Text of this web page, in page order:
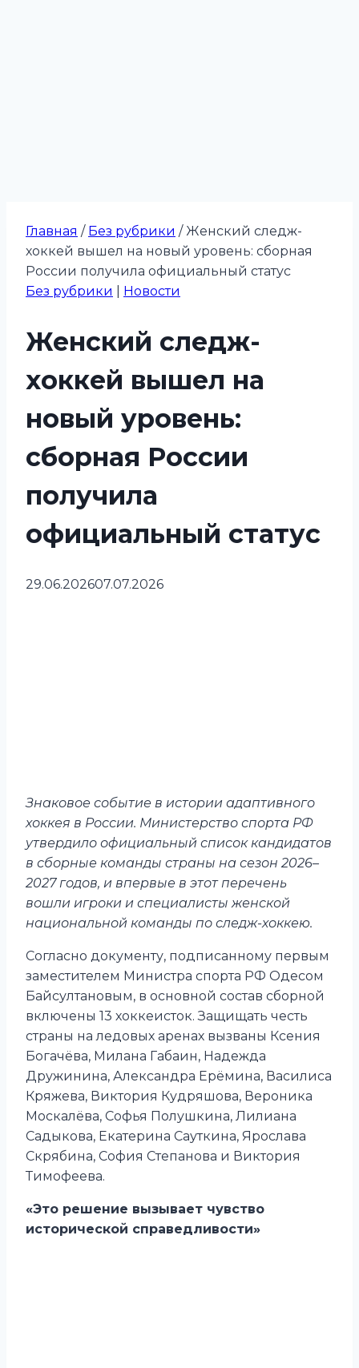
Главная / Без рубрики / Женский следж-
хоккей вышел на новый уровень: сборная
России получила официальный статус
Без рубрики
Новости
Женский следж-
хоккей вышел на
новый уровень:
сборная России
получила
официальный статус
29.06.202607.07.2026
Знаковое событие в истории адаптивного
хоккея в России. Министерство спорта РФ
утвердило официальный список кандидатов
в сборные команды страны на сезон 2026–
2027 годов, и впервые в этот перечень
вошли игроки и специалисты женской
национальной команды по следж-хоккею.
Согласно документу, подписанному первым
заместителем Министра спорта РФ Одесом
Байсултановым, в основной состав сборной
включены 13 хоккеисток. Защищать честь
страны на ледовых аренах вызваны Ксения
Богачёва, Милана Габаин, Надежда
Дружинина, Александра Ерёмина, Василиса
Кряжева, Виктория Кудряшова, Вероника
Москалёва, Софья Полушкина, Лилиана
Садыкова, Екатерина Сауткина, Ярослава
Скрябина, София Степанова и Виктория
Тимофеева.
«Это решение вызывает чувство
исторической справедливости»